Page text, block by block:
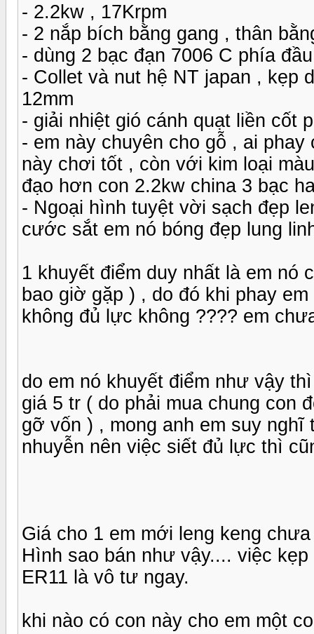
- 2.2kw , 17Krpm
- 2 nắp bích bằng gang , thân
- dùng 2 bạc đạn 7006 C phía
- Collet và nut hệ NT japan , kẹp
12mm
- giải nhiệt gió cánh quạt liền cốt
- em này chuyên cho gỗ , ai
này chơi tốt , còn với kim loại
đạo hơn con 2.2kw china 3 bạc
- Ngoại hình tuyệt vời sạch đẹp
cước sắt em nó bóng đẹp lung
1 khuyết điểm duy nhất là em nó
bao giờ gặp ) , do đó khi phay
không đủ lực không ???? em
do em nó khuyết điểm như vậy
giá 5 tr ( do phải mua chung con
gỡ vốn ) , mong anh em suy
nhuyễn nên việc siết đủ lực thì
Giá cho 1 em mới leng keng
Hình sao bán như vậy.... việc
ER11 là vô tư ngay.
khi nào có con này cho em một